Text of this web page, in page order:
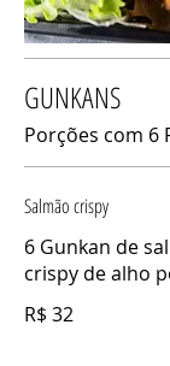
GUNKANS
Porções com 6
Salmão crispy
6 Gunkan de
crispy de alho
R$ 32